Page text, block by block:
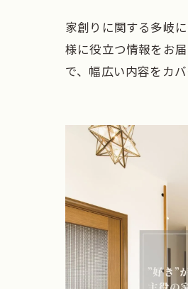
家創りに関する多岐
様に役立つ情報をお
で、幅広い内容をカバ